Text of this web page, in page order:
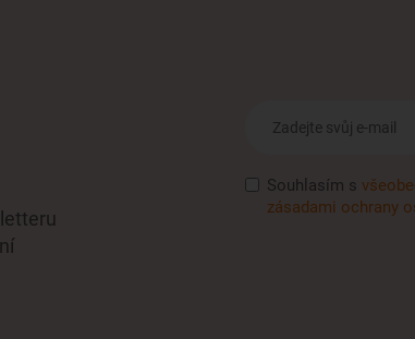
Souhlasím s
zásadami ochrany